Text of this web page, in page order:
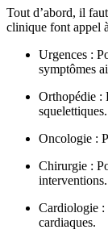
Tout d’abord, il
clinique font appel
Urgences :
symptômes
Orthopédie :
squelettiques.
Oncologie :
Chirurgie :
interventions.
Cardiologie :
cardiaques.